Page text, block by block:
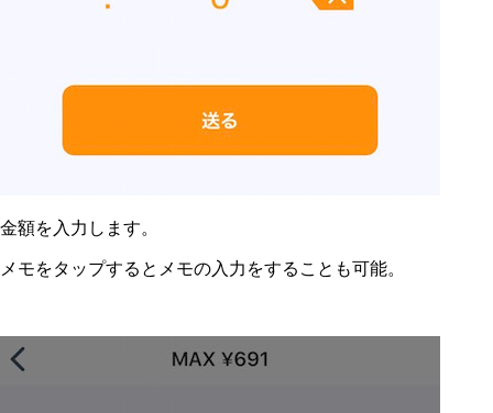
金額を入力します。
メモをタップするとメモの入力をすることも可能。